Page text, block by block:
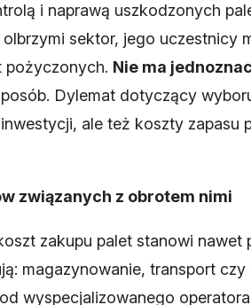
i naprawą uszkodzonych
sektor, jego uczestnicy
pożyczonych. Nie ma
Dylemat dotyczący
ale też koszty zapasu
związanych z obrotem nimi
zakupu palet stanowi
magazynowanie, transport
wyspecjalizowanego